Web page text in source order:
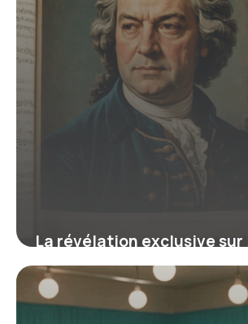
La révélation exclusive sur
manuscrits de Bach qui
votre compréhension de